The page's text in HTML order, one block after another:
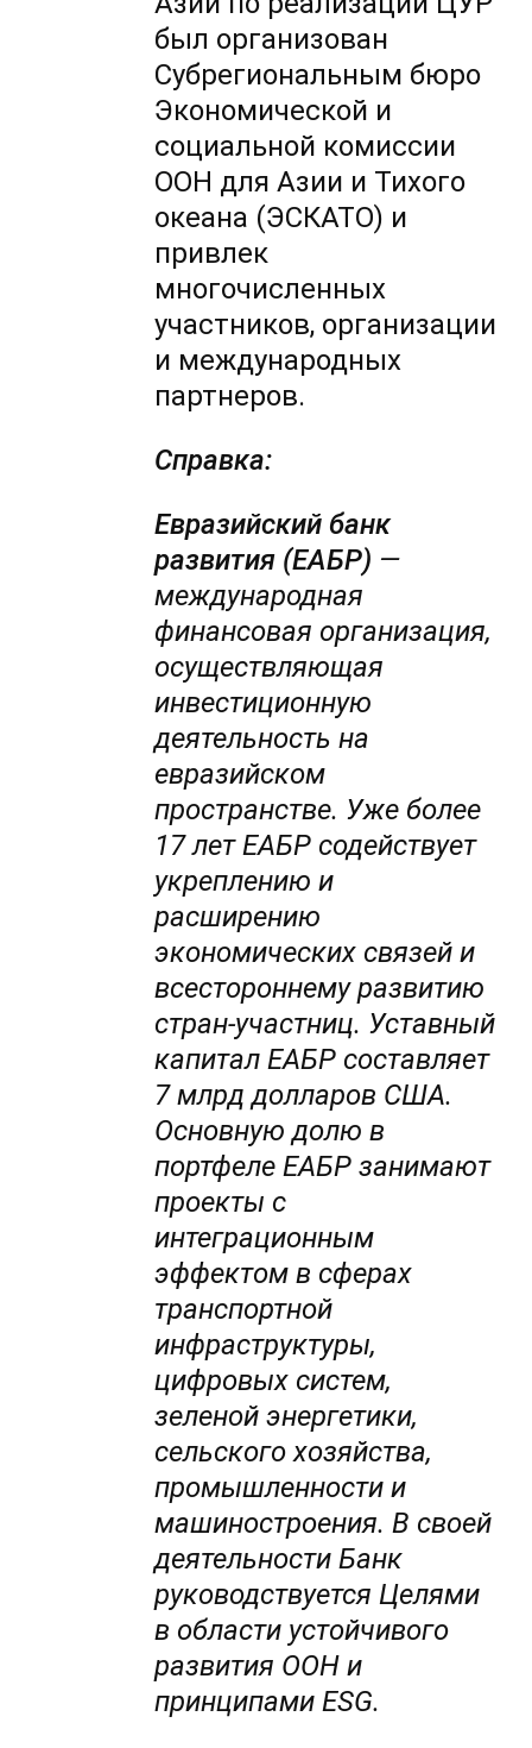
был организован
Субрегиональным бюро
Экономической и
социальной комиссии
ООН для Азии и Тихого
океана (ЭСКАТО) и
привлек
многочисленных
участников, организации
и международных
партнеров.
Справка:
Евразийский банк
развития (ЕАБР) —
международная
финансовая организация,
осуществляющая
инвестиционную
деятельность на
евразийском
пространстве. Уже более
17 лет ЕАБР содействует
укреплению и
расширению
экономических связей и
всестороннему развитию
стран-участниц. Уставный
капитал ЕАБР составляет
7 млрд долларов США.
Основную долю в
портфеле ЕАБР занимают
проекты с
интеграционным
эффектом в сферах
транспортной
инфраструктуры,
цифровых систем,
зеленой энергетики,
сельского хозяйства,
промышленности и
машиностроения. В своей
деятельности Банк
руководствуется Целями
в области устойчивого
развития ООН и
принципами ESG.